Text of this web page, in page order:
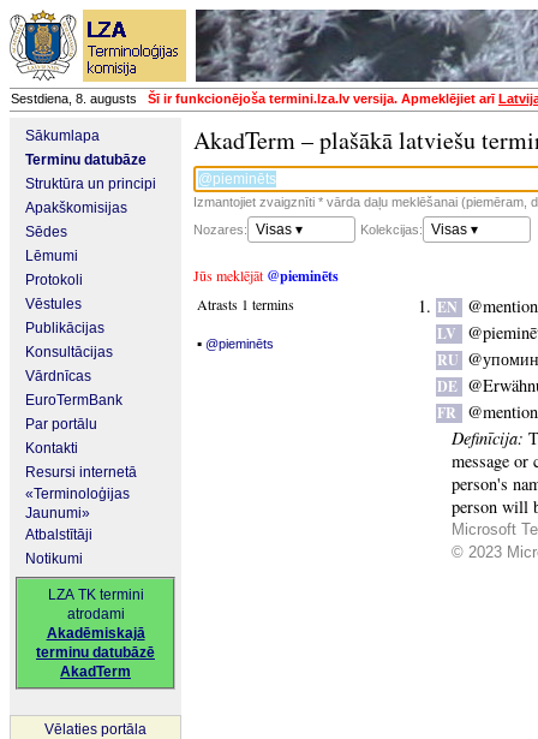
Sestdiena, 8. augusts Šī ir funkcionējoša termini.lza.lv versija. Apmeklējiet arī
Sākumlapa
Terminu datubāze
Struktūra un principi
Apakškomisijas
Sēdes
Lēmumi
Protokoli
Vēstules
Publikācijas
Konsultācijas
Vārdnīcas
EuroTermBank
Par portālu
Kontakti
Resursi internetā
«Terminoloģijas
Jaunumi»
Atbalstītāji
Notikumi
LZA TK termini
atrodami
Akadēmiskajā
terminu datubāzē
AkadTerm
Vēlaties portāla
AkadTerm – plašākā latviešu
Izmantojiet zvaigznīti * vārda daļu meklēšanai (piemēram,
Nozares:
Visas ▾ Kolekcijas: Visas ▾
Jūs meklējāt @pieminēts
Atrasts 1 termins
▪ @pieminēts
EN
LV
RU
DE
FR
Definīcija:
message or
person's
person will
Microsoft
© 2023